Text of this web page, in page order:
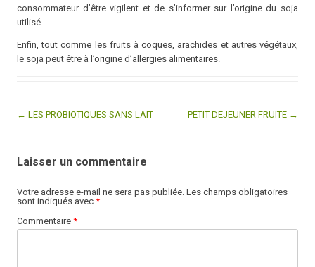
consommateur d’être vigilent et de s’informer sur l’origine du soja
utilisé.
Enfin, tout comme les fruits à coques, arachides et autres végétaux,
le soja peut être à l’origine d’allergies alimentaires.
Post navigation
← LES PROBIOTIQUES SANS LAIT PETIT DEJEUNER FRUITE →
Laisser un commentaire
Votre adresse e-mail ne sera pas publiée. Les champs obligatoires
sont indiqués avec *
Commentaire *